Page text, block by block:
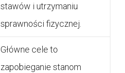
stawów i utrzymaniu
sprawności fizycznej.
Główne cele to
zapobieganie stanom